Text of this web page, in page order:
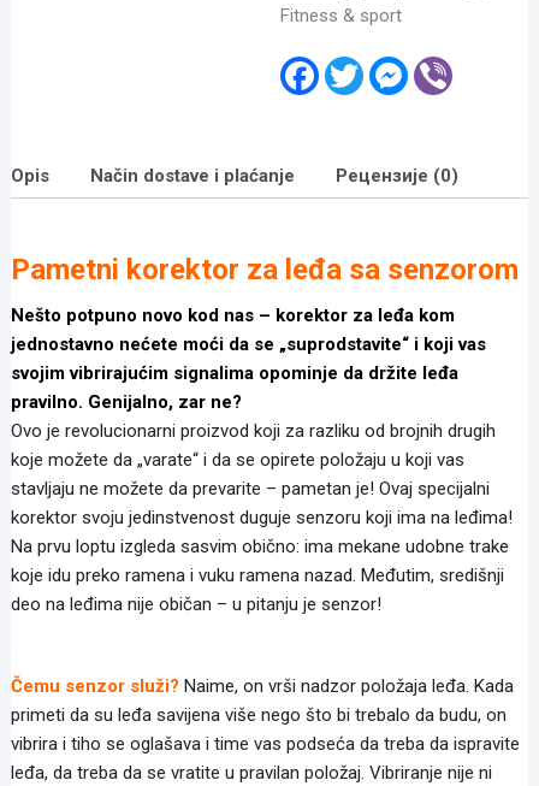
Fitness & sport
F
a
k
T
w
r
M
e
g
e
V
i
Opis
Način dostave i plaćanje Рецензије (0)
Pametni korektor za leđa sa senzorom
Nešto potpuno novo kod nas – korektor za leđa kom
jednostavno nećete moći da se „suprodstavite“ i koji vas
svojim vibrirajućim signalima opominje da držite leđa
pravilno. Genijalno, zar ne?
Ovo je revolucionarni proizvod koji za razliku od brojnih drugih
koje možete da „varate“ i da se opirete položaju u koji vas
stavljaju ne možete da prevarite – pametan je! Ovaj specijalni
korektor svoju jedinstvenost duguje senzoru koji ima na leđima!
Na prvu loptu izgleda sasvim obično: ima mekane udobne trake
koje idu preko ramena i vuku ramena nazad. Međutim, središnji
deo na leđima nije običan – u pitanju je senzor!
Čemu senzor služi? Naime, on vrši nadzor položaja leđa. Kada
primeti da su leđa savijena više nego što bi trebalo da budu, on
vibrira i tiho se oglašava i time vas podseća da treba da ispravite
leđa, da treba da se vratite u pravilan položaj. Vibriranje nije ni